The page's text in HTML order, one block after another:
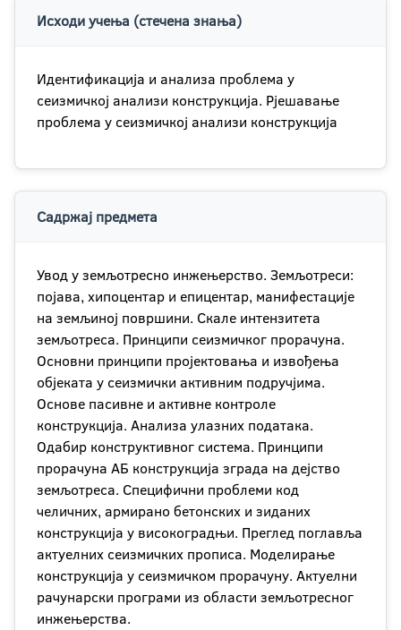
Исходи учења (стечена знања)
Идентификација и анализа проблема у
сеизмичкој анализи конструкција. Рјешавање
проблема у сеизмичкој анализи конструкција
Садржај предмета
Увод у земљотресно инжењерство. Земљотреси:
појава, хипоцентар и епицентар, манифестације
на земљиној површини. Скале интензитета
земљотреса. Принципи сеизмичког прорачуна.
Основни принципи пројектовања и извођења
објеката у сеизмички активним подручјима.
Основе пасивне и активне контроле
конструкција. Анализа улазних података.
Одабир конструктивног система. Принципи
прорачуна АБ конструкција зграда на дејство
земљотреса. Специфични проблеми код
челичних, армирано бетонских и зиданих
конструкција у високоградњи. Преглед поглавља
актуелних сеизмичких прописа. Моделирање
конструкција у сеизмичком прорачуну. Актуелни
рачунарски програми из области земљотресног
инжењерства.